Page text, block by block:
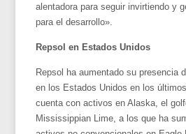
alentadora para seguir invirtiendo y
para el desarrollo».
Repsol en Estados Unidos
Repsol ha aumentado su presencia
en los Estados Unidos en los
cuenta con activos en Alaska, el
Mississippian Lime, a los que ha